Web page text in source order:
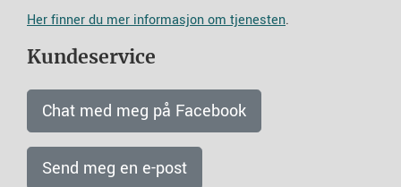
Her finner du mer informasjon om tjenesten.
Kundeservice
Chat med meg på Facebook
Send meg en e-post